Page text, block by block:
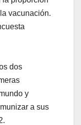
vacunación.
dos
y
a sus